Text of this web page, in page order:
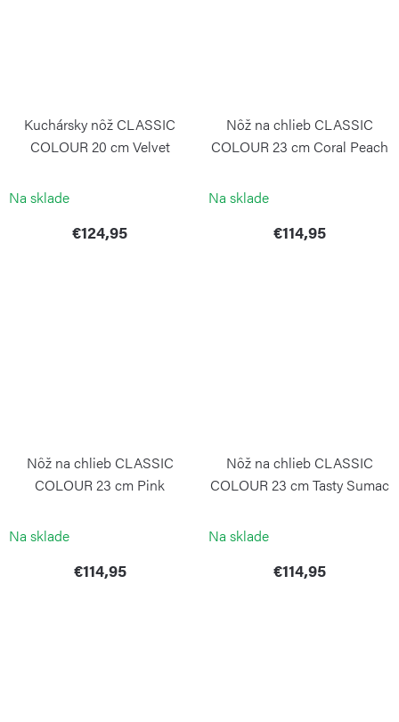
Kuchársky nôž CLASSIC
COLOUR 20 cm Velvet
Na sklade
€124,95
Nôž na chlieb CLASSIC
COLOUR 23 cm Coral Peach
Na sklade
€114,95
Nôž na chlieb CLASSIC
COLOUR 23 cm Pink
Na sklade
€114,95
Nôž na chlieb CLASSIC
COLOUR 23 cm Tasty Sumac
Na sklade
€114,95